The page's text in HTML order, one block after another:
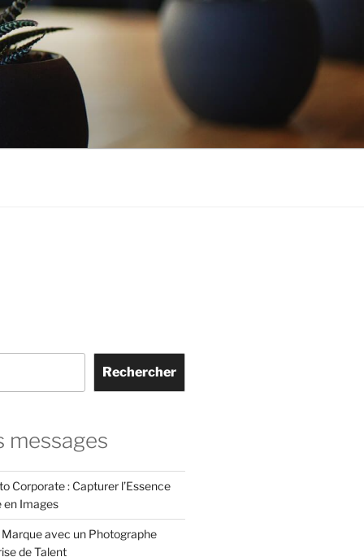
Rechercher
messages
Corporate : Capturer l’Essence
en Images
avec un Photographe
de Talent